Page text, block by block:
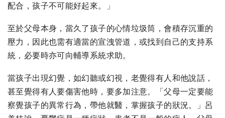
配合，孩子不可能好起來。」
至於父母本身，當久了孩子的心情垃圾筒，會積存沉重的
壓力，因此也需有適當的宣洩管道，或找到自己的支持系
統，必要時亦可向輔導系統求助。
當孩子出現幻覺，如幻聽或幻視，老覺得有人和他說話，
甚至覺得有人要傷害他時，要多加注意。「父母一定要能
察覺孩子的異常行為，帶他就醫，掌握孩子的狀況。」呂